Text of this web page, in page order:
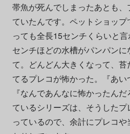
帯魚が死んでしまったあとも
ていたんです。ペットショッ
っても全長15センチくらいと
センチほどの水槽がパンパン
て。どんどん大きくなって、
てるプレコが怖かった。『あい
『なんであんなに怖かったん
ているシリーズは、そうした
っているので、余計にプレコ